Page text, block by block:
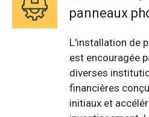
panneaux
L'installation de
est encouragée
diverses
financières
initiaux et